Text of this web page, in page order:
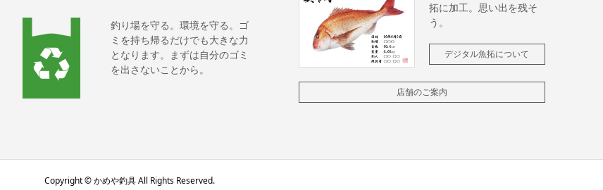
釣り場を守る。環境を守る。ゴ
ミを持ち帰るだけでも大きな力
となります。まずは自分のゴミ
を出さないことから。
拓に加工。思い出を残そ
う。
デジタル魚拓について
店舗のご案内
Copyright © かめや釣具 All Rights Reserved.